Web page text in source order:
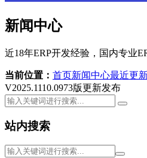
新闻中心
近18年ERP开发经验，国内专业
当前位置： 首页新闻中心最近更
V2025.1110.0973版更新发布
站内搜索